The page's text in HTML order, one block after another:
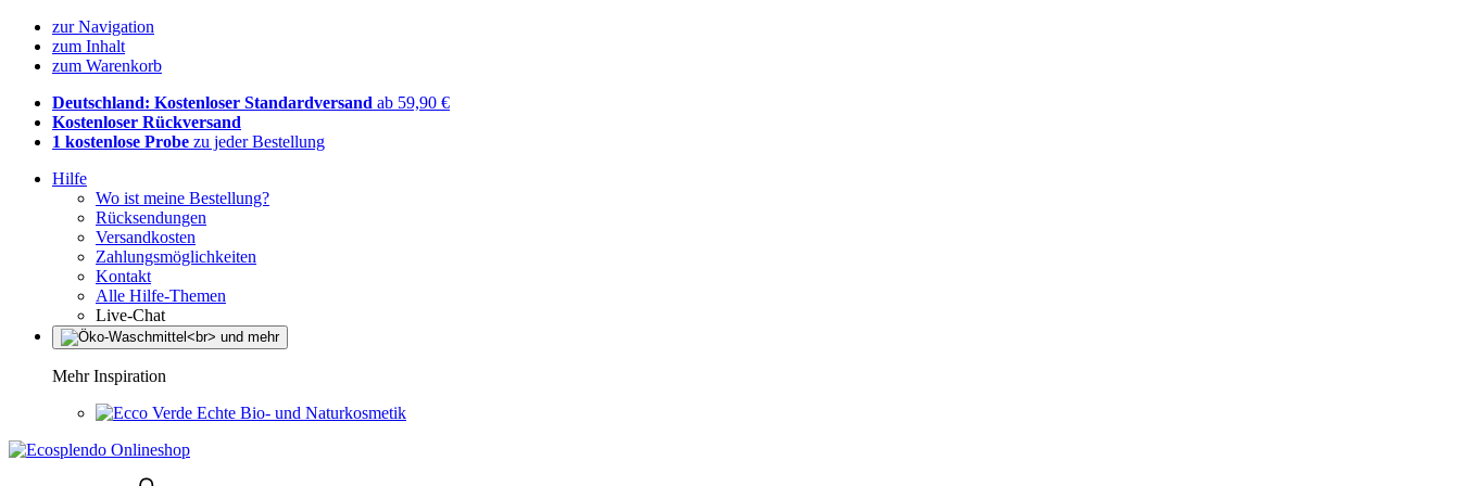
zur Navigation
zum Inhalt
zum Warenkorb
Deutschland: Kostenloser Standardversand ab 59,90 €
Kostenloser Rückversand
1 kostenlose Probe zu jeder Bestellung
Hilfe
Wo ist meine Bestellung?
Rücksendungen
Versandkosten
Zahlungsmöglichkeiten
Kontakt
Alle Hilfe-Themen
Live-Chat
Mehr Inspiration
Echte Bio- und Naturkosmetik